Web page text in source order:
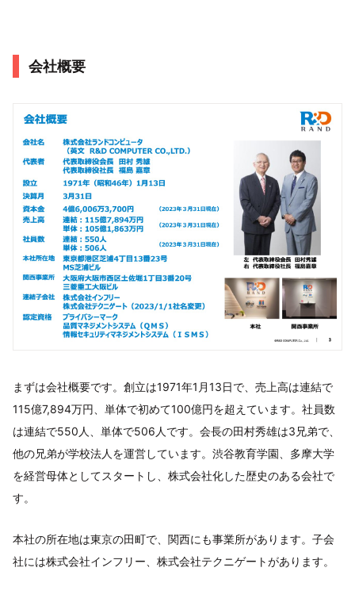
会社概要
まずは会社概要です。創立は1971年1月13日で、売上高は連結で
115億7,894万円、単体で初めて100億円を超えています。社員数
は連結で550人、単体で506人です。会長の田村秀雄は3兄弟で、
他の兄弟が学校法人を運営しています。渋谷教育学園、多摩大学
を経営母体としてスタートし、株式会社化した歴史のある会社で
す。
本社の所在地は東京の田町で、関西にも事業所があります。子会
社には株式会社インフリー、株式会社テクニゲートがあります。